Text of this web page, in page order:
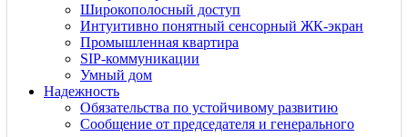
Широкополосный доступ
Интуитивно понятный сенсорный ЖК-экран
Промышленная квартира
SIP-коммуникации
Умный дом
Надежность
Обязательства по устойчивому развитию
Сообщение от председателя и генерального